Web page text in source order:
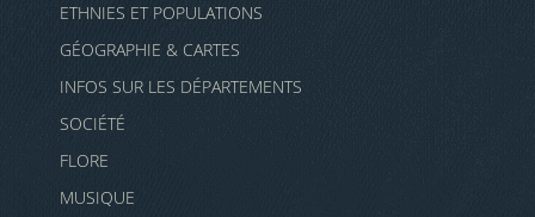
ETHNIES ET POPULATIONS
GÉOGRAPHIE & CARTES
INFOS SUR LES DÉPARTEMENTS
SOCIÉTÉ
FLORE
MUSIQUE